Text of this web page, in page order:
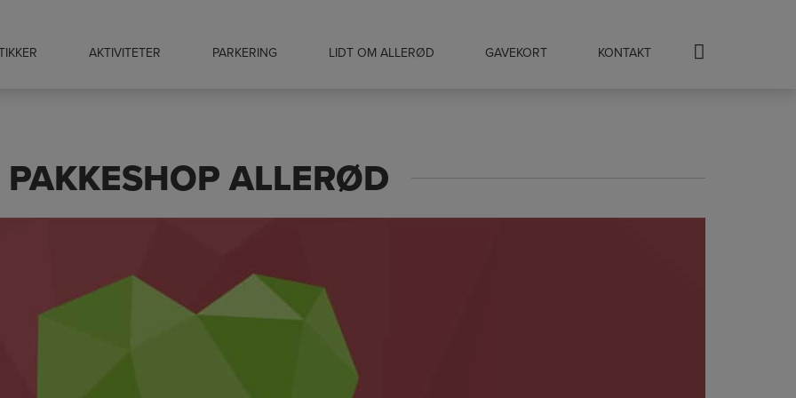
AKTIVITETER PARKERING LIDT OM ALLERØD GAVEKORT KONTAKT
PAKKESHOP ALLERØD